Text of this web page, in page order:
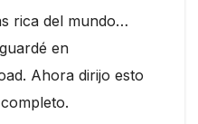
rica del mundo…
en
Ahora dirijo esto